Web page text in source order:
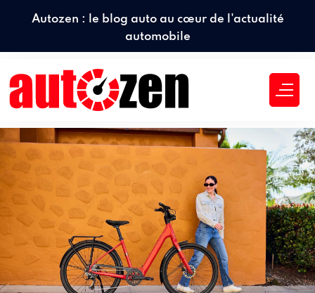
Autozen : le blog auto au cœur de l'actualité
automobile